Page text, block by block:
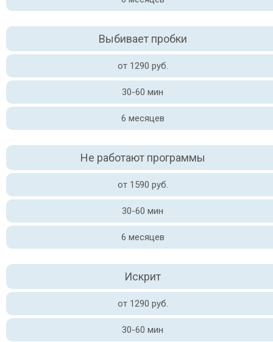
Выбивает пробки
от 1290 руб.
30-60 мин
6 месяцев
Не работают программы
от 1590 руб.
30-60 мин
6 месяцев
Искрит
от 1290 руб.
30-60 мин